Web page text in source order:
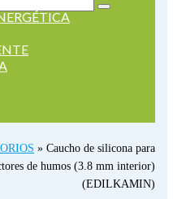
» Caucho de silicona para
de humos (3.8 mm interior)
(EDILKAMIN)